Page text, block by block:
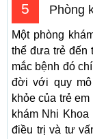
5 Phòng
Một phòng
thể đưa trẻ đến
mắc bệnh đó
đời với quy
khỏe của trẻ
khám Nhi
điều trị và tư